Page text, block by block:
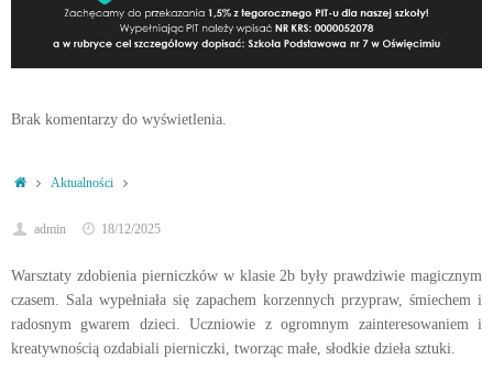
Brak komentarzy do wyświetlenia.
StronaAktualności
admin 18/12/2025
Warsztaty zdobienia pierniczków w klasie 2b były prawdziwie magicznym
czasem. Sala wypełniała się zapachem korzennych przypraw, śmiechem i
radosnym gwarem dzieci. Uczniowie z ogromnym zainteresowaniem i
kreatywnością ozdabiali pierniczki, tworząc małe, słodkie dzieła sztuki.